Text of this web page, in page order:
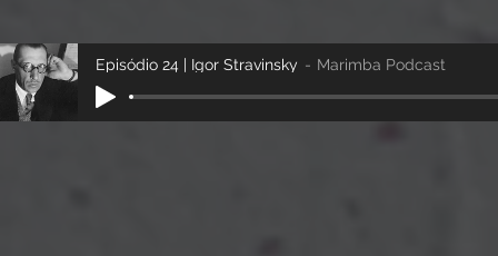
Episódio 24 | Igor Stravinsky Marimba Podcast